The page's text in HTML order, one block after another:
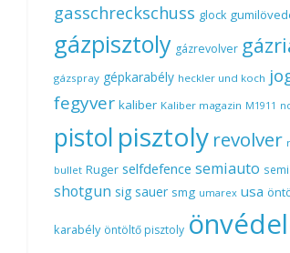
gasschreckschuss glock
gázpisztoly gázrevolver
gázspray gépkarabély heckler und koch
fegyver kaliber Kaliber magazin M1911
pistol pisztoly revolver
bullet Ruger selfdefence semiauto
shotgun sig sauer smg umarex usa
karabély öntöltő pisztoly